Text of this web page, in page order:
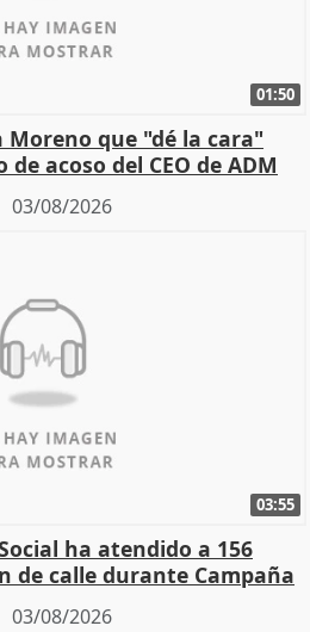
01:50
que "dé la cara"
acoso del CEO de ADM
03/08/2026
03:55
ha atendido a 156
de calle durante Campaña
03/08/2026